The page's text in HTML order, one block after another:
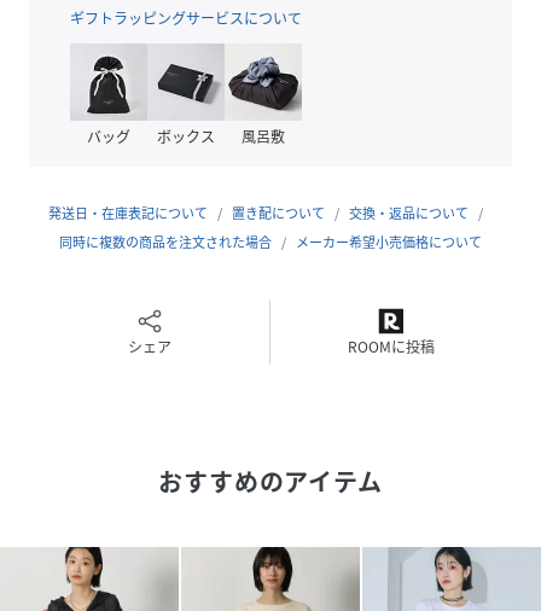
【スタイリング】
シンプルにデニムと合わせれば甘いティアードをデニムでカ
ジュアルダウンさせることで、親しみやすい印象に。
細身のスラックスやナロースカートとも相性抜群〇
原産国 CHINA
(694168-19-09 RX3059 )
ギフトラッピングサービスについて
バッグ ボックス 風呂敷
発送日・在庫表記について 置き配について
交換・返品について
同時に複数の商品を注文された場合
メーカー希望小売価格について
シェア ROOMに投稿
おすすめのアイテム